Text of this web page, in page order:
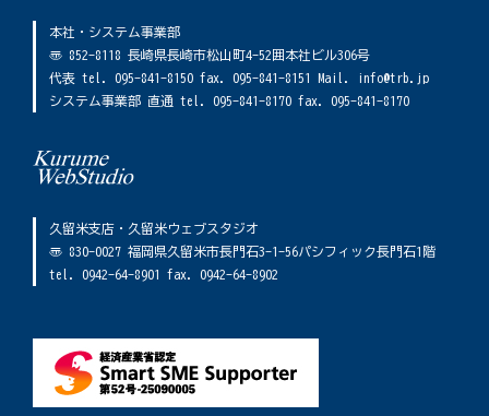
本社・システム事業部
〠 852-8118 長崎県長崎市松山町4-52囲本社ビル306号
代表 tel. 095-841-8150 fax. 095-841-8151 Mail. info@trb.jp
システム事業部 直通 tel. 095-841-8170 fax. 095-841-8170
久留米支店・久留米ウェブスタジオ
〠 830-0027 福岡県久留米市長門石3-1-56パシフィック長門石1階
tel. 0942-64-8901 fax. 0942-64-8902